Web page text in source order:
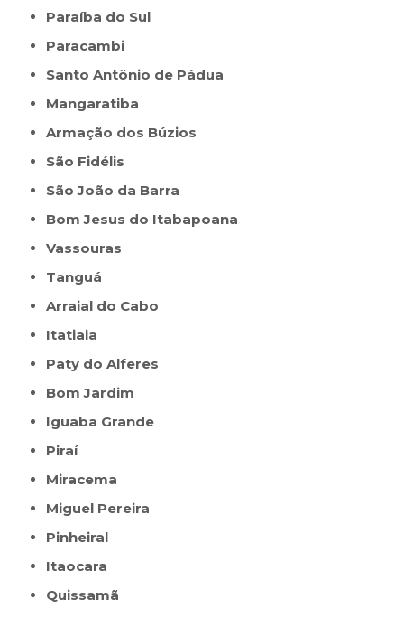
Paraíba do Sul
Paracambi
Santo Antônio de Pádua
Mangaratiba
Armação dos Búzios
São Fidélis
São João da Barra
Bom Jesus do Itabapoana
Vassouras
Tanguá
Arraial do Cabo
Itatiaia
Paty do Alferes
Bom Jardim
Iguaba Grande
Piraí
Miracema
Miguel Pereira
Pinheiral
Itaocara
Quissamã